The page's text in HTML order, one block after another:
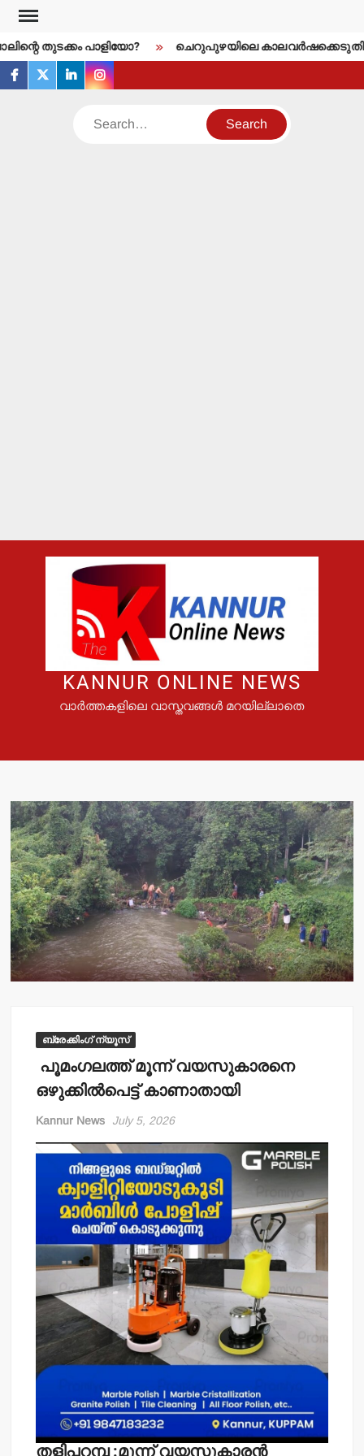
Skip
contentതുടക്കം പാളിയോ? ചെറുപുഴയിലെ
facebook
twitterlinkedininstagram
Search
KANNUR ONLINE NEWS
വാർത്തകളിലെ വാസ്തവങ്ങൾ മറയില്ലാതെ
ബ്രേക്കിംഗ് ന്യൂസ്
പൂമംഗലത്ത് മൂന്ന് വയസുകാരനെ
ഒഴുക്കിൽപെട്ട് കാണാതായി
Kannur News July 5, 2026